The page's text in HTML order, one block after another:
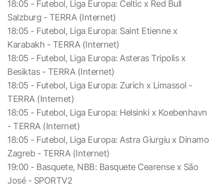
18:05 - Futebol, Liga Europa: Celtic x Red Bull
Salzburg - TERRA (Internet)
18:05 - Futebol, Liga Europa: Saint Etienne x
Karabakh - TERRA (Internet)
18:05 - Futebol, Liga Europa: Asteras Tripolis x
Besiktas - TERRA (Internet)
18:05 - Futebol, Liga Europa: Zurich x Limassol -
TERRA (Internet)
18:05 - Futebol, Liga Europa: Helsinki x Koebenhavn
- TERRA (Internet)
18:05 - Futebol, Liga Europa: Astra Giurgiu x Dinamo
Zagreb - TERRA (Internet)
19:00 - Basquete, NBB: Basquete Cearense x São
José - SPORTV2